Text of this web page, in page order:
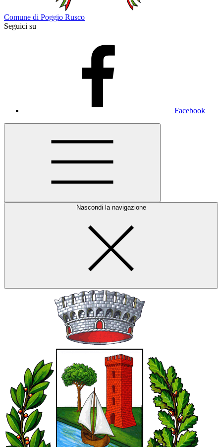
Comune di Poggio Rusco
Seguici su
Facebook
Nascondi la navigazione